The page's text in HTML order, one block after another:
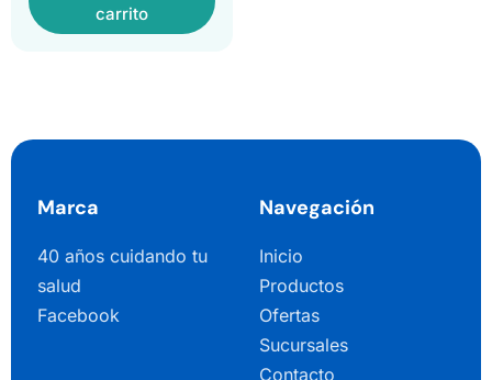
carrito
Marca
40 años cuidando tu
salud
Facebook
Navegación
Inicio
Productos
Ofertas
Sucursales
Contacto